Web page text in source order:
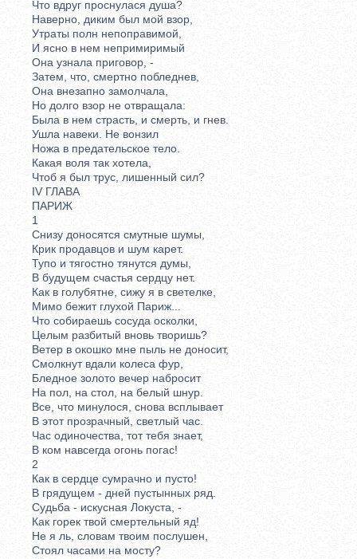
Что вдруг проснулася душа?
Наверно, диким был мой взор,
Утраты полн непоправимой,
И ясно в нем непримиримый
Она узнала приговор, -
Затем, что, смертно побледнев,
Она внезапно замолчала,
Но долго взор не отвращала:
Была в нем страсть, и смерть, и гнев.
Ушла навеки. Не вонзил
Ножа в предательское тело.
Какая воля так хотела,
Чтоб я был трус, лишенный сил?
IV ГЛАВА
ПАРИЖ
1
Снизу доносятся смутные шумы,
Крик продавцов и шум карет.
Тупо и тягостно тянутся думы,
В будущем счастья сердцу нет.
Как в голубятне, сижу я в светелке,
Мимо бежит глухой Париж...
Что собираешь сосуда осколки,
Целым разбитый вновь творишь?
Ветер в окошко мне пыль не доносит,
Смолкнут вдали колеса фур,
Бледное золото вечер набросит
На пол, на стол, на белый шнур.
Все, что минулося, снова всплывает
В этот прозрачный, светлый час.
Час одиночества, тот тебя знает,
В ком навсегда огонь погас!
2
Как в сердце сумрачно и пусто!
В грядущем - дней пустынных ряд.
Судьба - искусная Локуста, -
Как горек твой смертельный яд!
Не я ль, словам твоим послушен,
Стоял часами на мосту?